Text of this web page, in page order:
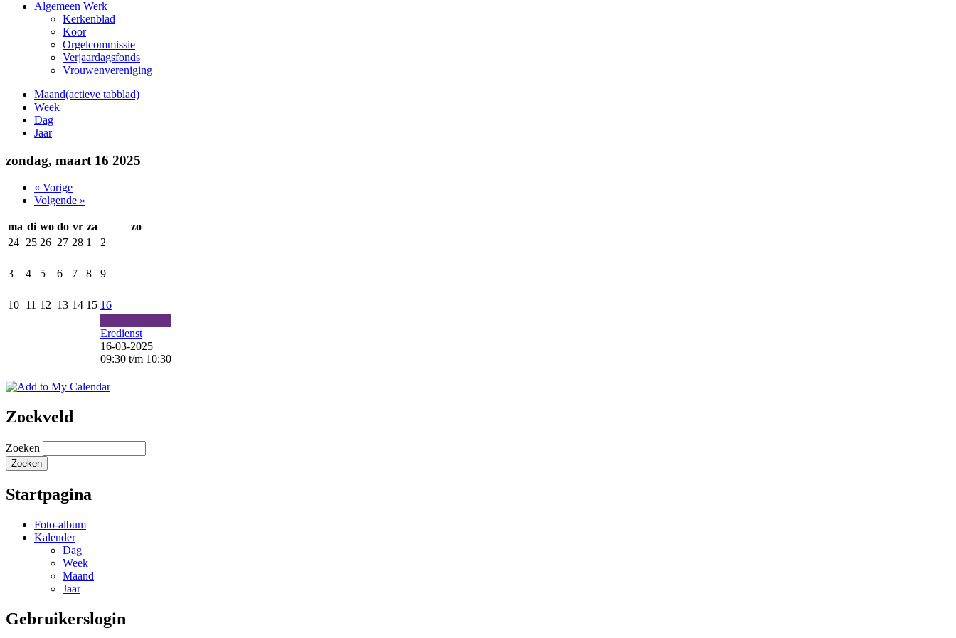
Algemeen Werk
Kerkenblad
Koor
Orgelcommissie
Verjaardagsfonds
Vrouwenvereniging
Maand(actieve tabblad)
Week
Dag
Jaar
zondag, maart 16 2025
« Vorige
Volgende »
ma di wo do vr za
zo
24 25 26 27 28 1 2
3 4 5 6 7 8 9
10 11 12 13 14 15 16
Eredienst
16-03-2025
09:30 t/m 10:30
Zoekveld
Zoeken
Startpagina
Foto-album
Kalender
Dag
Week
Maand
Jaar
Gebruikerslogin